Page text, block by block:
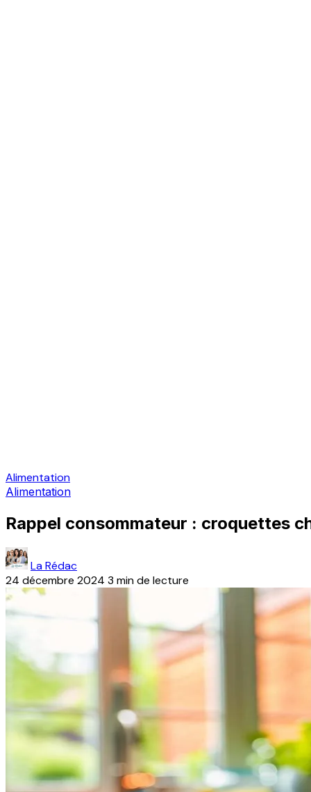
Alimentation
Alimentation
Rappel consommateur : croquettes
La Rédac
24 décembre 2024 3 min de lecture